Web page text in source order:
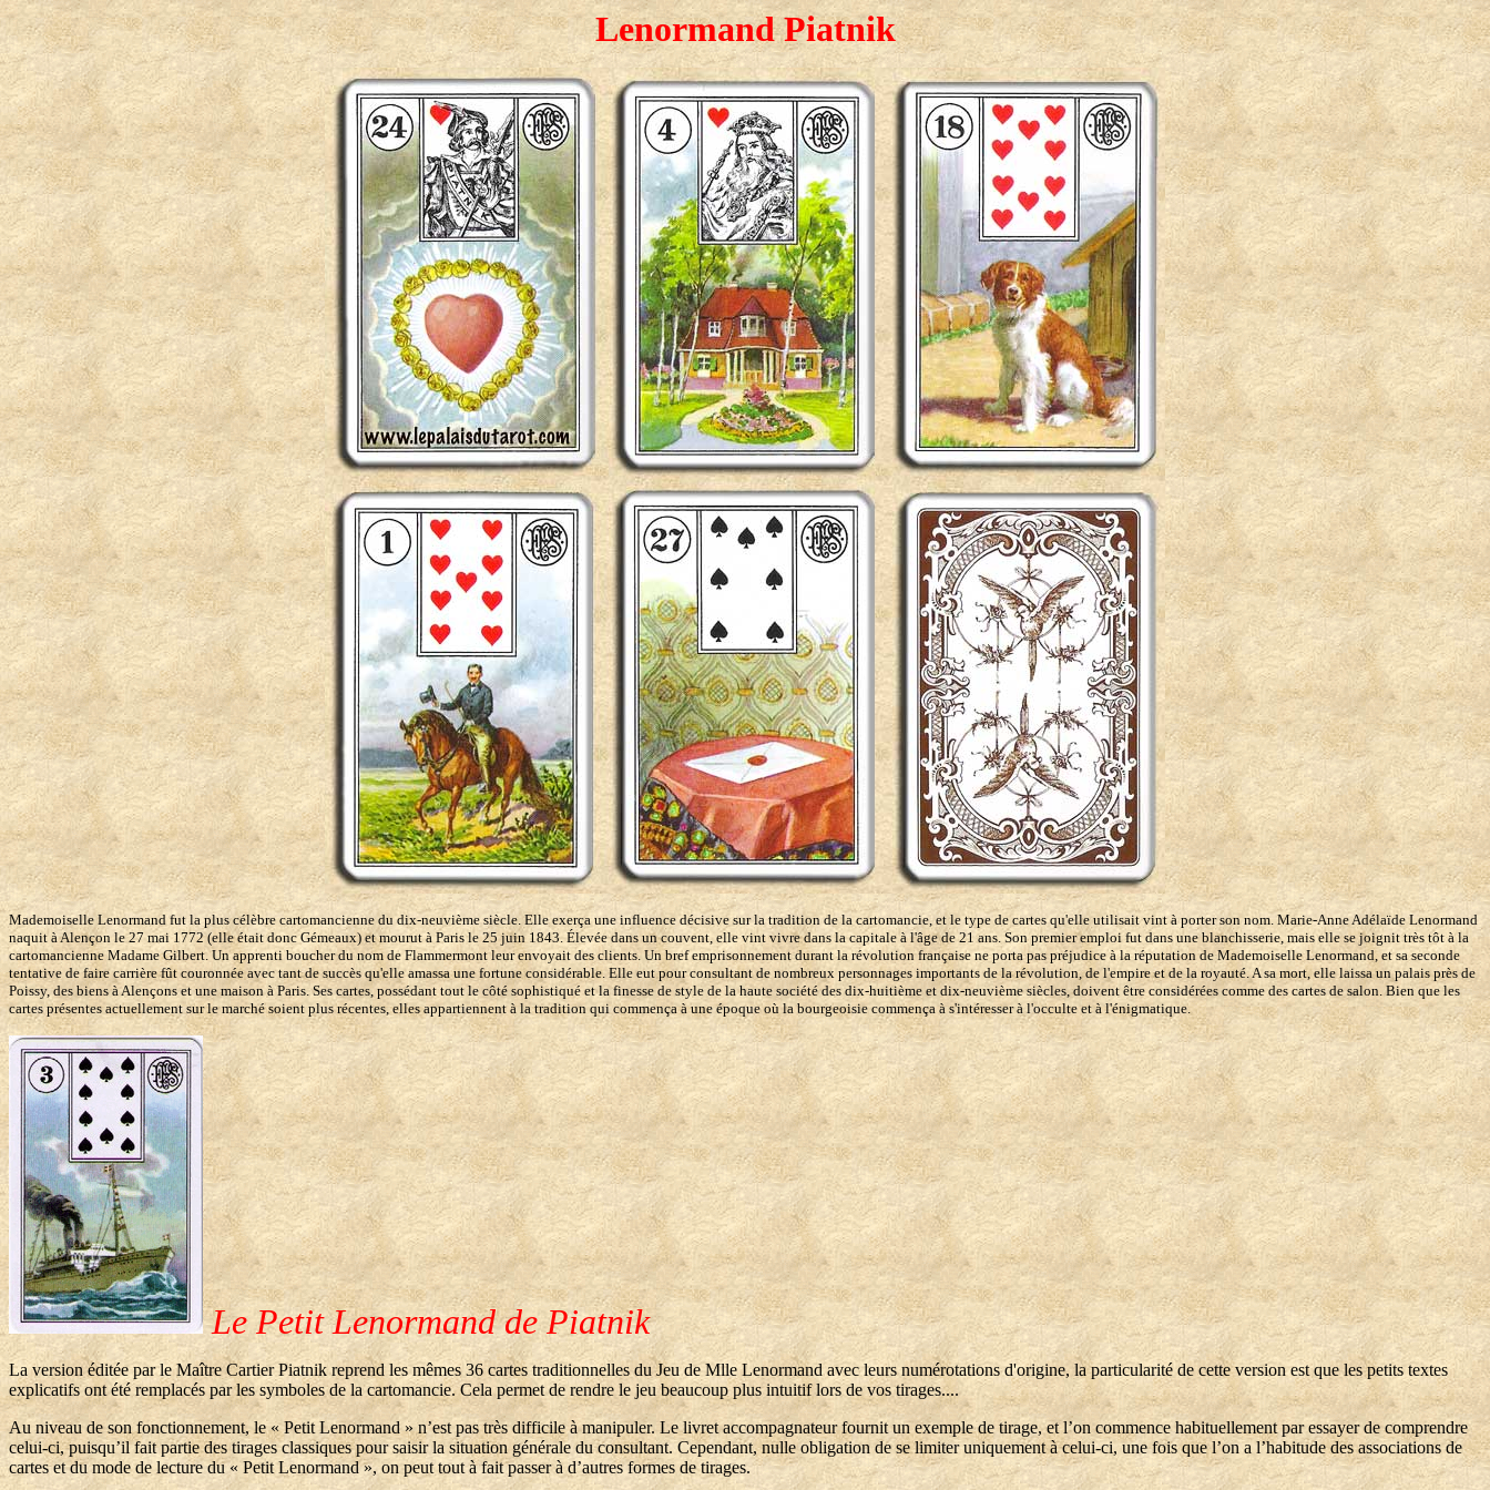
Lenormand Piatnik
Mademoiselle Lenormand fut la plus célèbre cartomancienne du dix-neuvième siècle. Elle exerça une influence décisive sur la tradition de la cartomancie, et le type de cartes qu'elle utilisait vint à porter son nom. Marie-Anne Adélaïde Lenormand
naquit à Alençon le 27 mai 1772 (elle était donc Gémeaux) et mourut à Paris le 25 juin 1843. Élevée dans un couvent, elle vint vivre dans la capitale à l'âge de 21 ans. Son premier emploi fut dans une blanchisserie, mais elle se joignit très tôt à la
cartomancienne Madame Gilbert. Un apprenti boucher du nom de Flammermont leur envoyait des clients. Un bref emprisonnement durant la révolution française ne porta pas préjudice à la réputation de Mademoiselle Lenormand, et sa seconde
tentative de faire carrière fût couronnée avec tant de succès qu'elle amassa une fortune considérable. Elle eut pour consultant de nombreux personnages importants de la révolution, de l'empire et de la royauté. A sa mort, elle laissa un palais près de
Poissy, des biens à Alençons et une maison à Paris. Ses cartes, possédant tout le côté sophistiqué et la finesse de style de la haute société des dix-huitième et dix-neuvième siècles, doivent être considérées comme des cartes de salon. Bien que les
cartes présentes actuellement sur le marché soient plus récentes, elles appartiennent à la tradition qui commença à une époque où la bourgeoisie commença à s'intéresser à l'occulte et à l'énigmatique.
Le Petit Lenormand de Piatnik
La version éditée par le Maître Cartier Piatnik reprend les mêmes 36 cartes traditionnelles du Jeu de Mlle Lenormand avec leurs numérotations d'origine, la particularité de cette version est que les petits textes
explicatifs ont été remplacés par les symboles de la cartomancie. Cela permet de rendre le jeu beaucoup plus intuitif lors de vos tirages....
Au niveau de son fonctionnement, le « Petit Lenormand » n’est pas très difficile à manipuler. Le livret accompagnateur fournit un exemple de tirage, et l’on commence habituellement par essayer de comprendre
celui-ci, puisqu’il fait partie des tirages classiques pour saisir la situation générale du consultant. Cependant, nulle obligation de se limiter uniquement à celui-ci, une fois que l’on a l’habitude des associations de
cartes et du mode de lecture du « Petit Lenormand », on peut tout à fait passer à d’autres formes de tirages.